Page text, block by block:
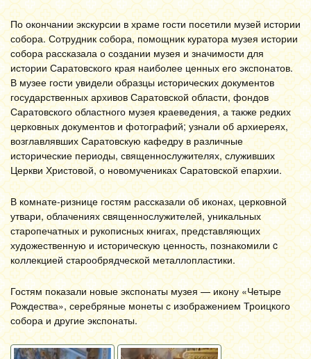
По окончании экскурсии в храме гости посетили музей истории
собора. Сотрудник собора, помощник куратора музея истории
собора рассказала о создании музея и значимости для
истории Саратовского края наиболее ценных его экспонатов.
В музее гости увидели образцы исторических документов
государственных архивов Саратовской области, фондов
Саратовского областного музея краеведения, а также редких
церковных документов и фотографий; узнали об архиереях,
возглавлявших Саратовскую кафедру в различные
исторические периоды, священнослужителях, служивших
Церкви Христовой, о новомучениках Саратовской епархии.
В комнате-ризнице гостям рассказали об иконах, церковной
утвари, облачениях священнослужителей, уникальных
старопечатных и рукописных книгах, представляющих
художественную и историческую ценность, познакомили c
коллекцией старообрядческой металлопластики.
Гостям показали новые экспонаты музея — икону «Четыре
Рождества», серебряные монеты с изображением Троицкого
собора и другие экспонаты.